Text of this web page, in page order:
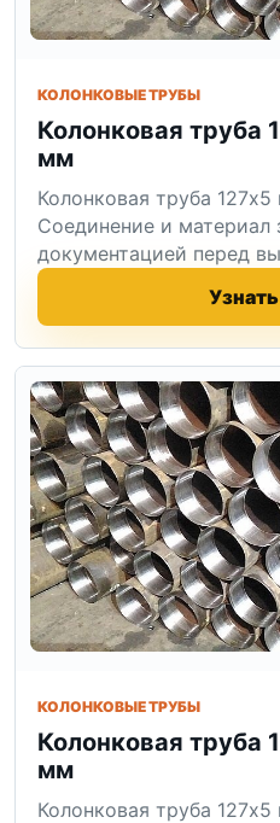
КОЛОНКОВЫЕ ТРУБЫ
Колонковая труба
мм
Колонковая труба
Соединение и материал
документацией перед
КОЛОНКОВЫЕ ТРУБЫ
Колонковая
мм
Колонковая труба